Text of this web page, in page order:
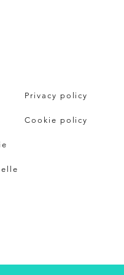
Privacy policy
Cookie policy